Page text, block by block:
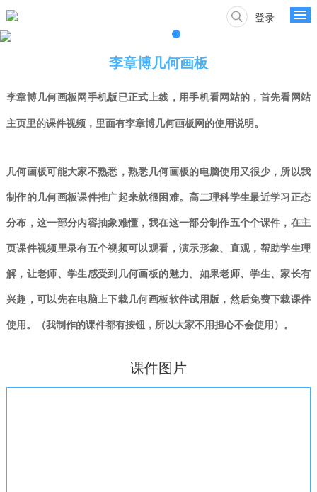
登录
李章博几何画板
李章博几何画板网手机版已正式上线，用手机看网站的，首先看网站
主页里的课件视频，里面有李章博几何画板网的使用说明。
几何画板可能大家不熟悉，熟悉几何画板的电脑使用又很少，所以我
制作的几何画板课件推广起来就很困难。高二理科学生最近学习正态
分布，这一部分内容抽象难懂，我在这一部分制作五个个课件， 在主
页课件视频里录有五个视频可以观看， 演示形象、直观，帮助学生理
解，让老师、学生感受到几何画板的魅力。如果老师、学生、家长有
兴趣，可以先在电脑上下载几何画板软件试用版，然后免费下载课件
使用。（我制作的课件都有按钮，所以大家不用担心不会使用）。
课件图片